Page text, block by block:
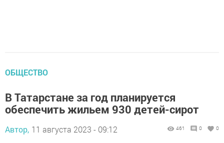
ОБЩЕСТВО
В Татарстане за год планируется
обеспечить жильем 930 детей-сирот
Автор, 11 августа 2023 - 09:12 461 0 0